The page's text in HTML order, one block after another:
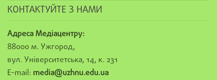
КОНТАКТУЙТЕ З НАМИ
Адреса Медіацентру:
88000 м. Ужгород,
вул. Університетська, 14, к. 231
E-mail: media@uzhnu.edu.ua